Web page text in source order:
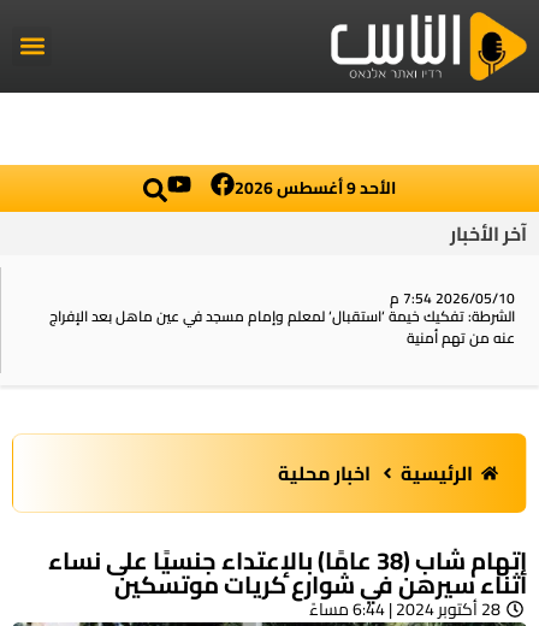
الأحد 9 أغسطس 2026
آخر الأخبار
2026/05/10 7:54 م
الشرطة: تفكيك خيمة ‘استقبال‘ لمعلم وإمام مسجد في عين ماهل بعد الإفراج
عنه من تهم أمنية
الرئيسية اخبار محلية
اتهام شاب (38 عامًا) بالإعتداء جنسيًا على نساء
أثناء سيرهن في شوارع كريات موتسكين
28 أكتوبر 2024 | 6:44 مساءً